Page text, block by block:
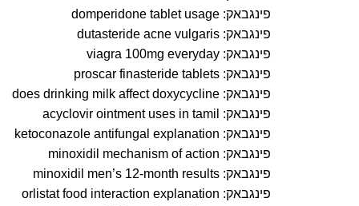
פינגבאק: domperidone tablet usage
פינגבאק: dutasteride acne vulgaris
פינגבאק: viagra 100mg everyday
פינגבאק: proscar finasteride tablets
פינגבאק: does drinking milk affect doxycycline
פינגבאק: acyclovir ointment uses in tamil
פינגבאק: ketoconazole antifungal explanation
פינגבאק: minoxidil mechanism of action
פינגבאק: minoxidil men’s 12‑month results
פינגבאק: orlistat food interaction explanation